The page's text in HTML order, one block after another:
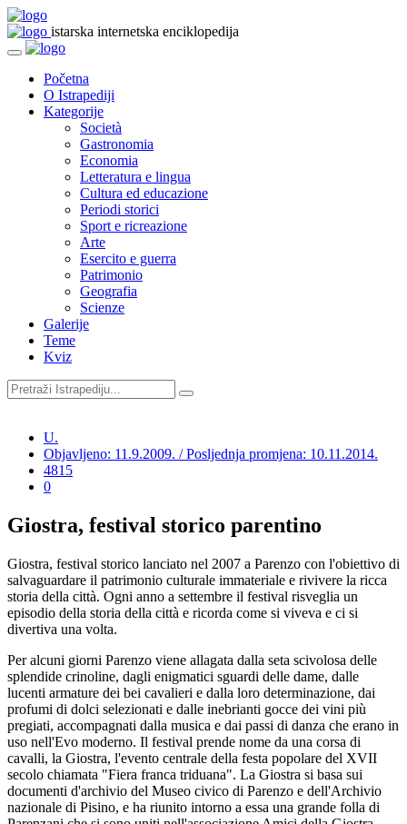
istarska internetska enciklopedija
Početna
O Istrapediji
Kategorije
Società
Gastronomia
Economia
Letteratura e lingua
Cultura ed educazione
Periodi storici
Sport e ricreazione
Arte
Esercito e guerra
Patrimonio
Geografia
Scienze
Galerije
Teme
Kviz
U.
Objavljeno: 11.9.2009. / Posljednja promjena: 10.11.2014.
4815
0
Giostra, festival storico parentino
Giostra, festival storico lanciato nel 2007 a Parenzo con l'obiettivo di
salvaguardare il patrimonio culturale immateriale e rivivere la ricca
storia della città. Ogni anno a settembre il festival risveglia un
episodio della storia della città e ricorda come si viveva e ci si
divertiva una volta.
Per alcuni giorni Parenzo viene allagata dalla seta scivolosa delle
splendide crinoline, dagli enigmatici sguardi delle dame, dalle
lucenti armature dei bei cavalieri e dalla loro determinazione, dai
profumi di dolci selezionati e dalle inebrianti gocce dei vini più
pregiati, accompagnati dalla musica e dai passi di danza che erano in
uso nell'Evo moderno. Il festival prende nome da una corsa di
cavalli, la Giostra, l'evento centrale della festa popolare del XVII
secolo chiamata "Fiera franca triduana". La Giostra si basa sui
documenti d'archivio del Museo civico di Parenzo e dell'Archivio
nazionale di Pisino, e ha riunito intorno a essa una grande folla di